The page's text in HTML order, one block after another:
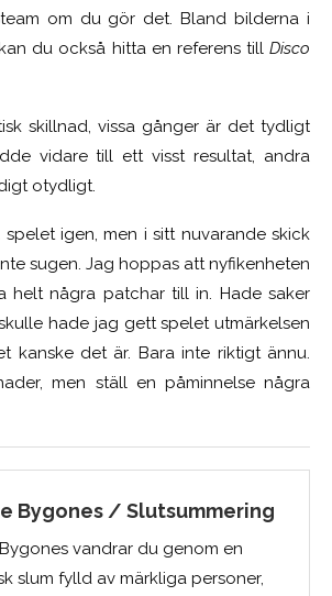
om du gör det. Bland bilderna i
du också hitta en referens till Disco
skillnad, vissa gånger är det tydligt
vidare till ett visst resultat, andra
otydligt.
igen, men i sitt nuvarande skick
sugen. Jag hoppas att nyfikenheten
helt några patchar till in. Hade saker
hade jag gett spelet utmärkelsen
kanske det är. Bara inte riktigt ännu.
men ställ en påminnelse några
Bygones / Slutsummering
vandrar du genom en
slum fylld av märkliga personer,